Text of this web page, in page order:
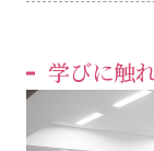
学びに触